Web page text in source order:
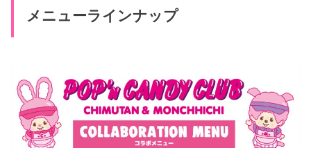
メニューラインナップ